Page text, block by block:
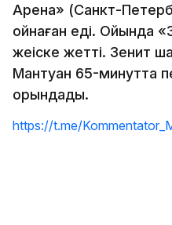
Арена» (Санкт-
ойнаған еді. Ойында
жеңіске жетті. Зенит
Мантуан 65-минутта
орындады.
https://t.me/